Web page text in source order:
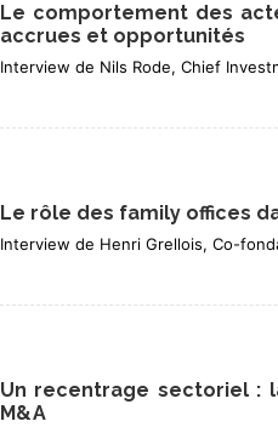
Le comportement des
accrues et opportunités
Interview de Nils Rode, Chief
Le rôle des family offices
Interview de Henri Grellois, Co-
Un recentrage sectoriel :
M&A